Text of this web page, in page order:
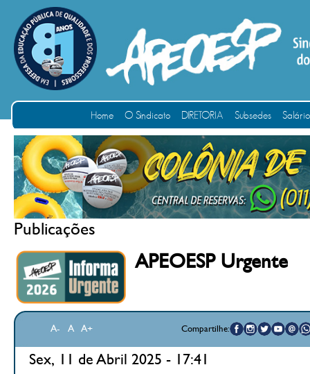
Home O Sindicato DIRETORIA Subsedes
Publicações
APEOESP Urgente
A- A A+ Compartilhe:
Sex, 11 de Abril 2025 - 17:41